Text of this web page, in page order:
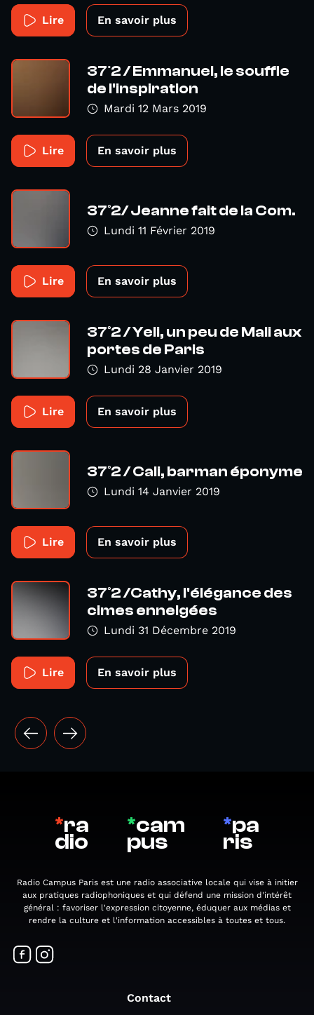
Lire En savoir plus
37º2 / Emmanuel, le souffle
de l'inspiration
Mardi 12 Mars 2019
Lire En savoir plus
37°2/ Jeanne fait de la Com.
Lundi 11 Février 2019
Lire En savoir plus
37°2 / Yeli, un peu de Mali aux
portes de Paris
Lundi 28 Janvier 2019
Lire En savoir plus
37°2 / Cali, barman éponyme
Lundi 14 Janvier 2019
Lire En savoir plus
37°2 /Cathy, l'élégance des
cimes enneigées
Lundi 31 Décembre 2019
Lire En savoir plus
*ra
dio
*cam
pus
*pa
ris
Radio Campus Paris est une radio associative locale qui vise à initier
aux pratiques radiophoniques et qui défend une mission d'intérêt
général : favoriser l'expression citoyenne, éduquer aux médias et
rendre la culture et l'information accessibles à toutes et tous.
Contact